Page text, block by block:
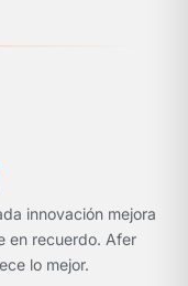
innovación mejora
en recuerdo. Afer
lo mejor.